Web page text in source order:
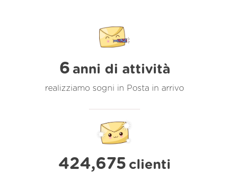
6 anni di attività
realizziamo sogni in Posta in arrivo
424,675 clienti